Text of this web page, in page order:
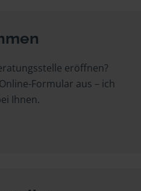
eröffnen?
Formular aus – ich
Ihnen.